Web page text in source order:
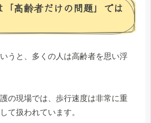
高齢者だけの問題」では
うと、多くの人は高齢者を思い浮
の現場では、歩行速度は非常に重
て扱われています。